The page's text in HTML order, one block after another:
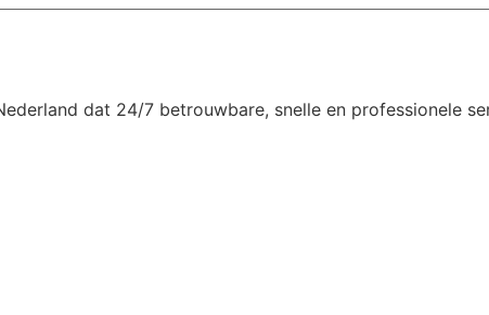
dat 24/7 betrouwbare, snelle en professionele